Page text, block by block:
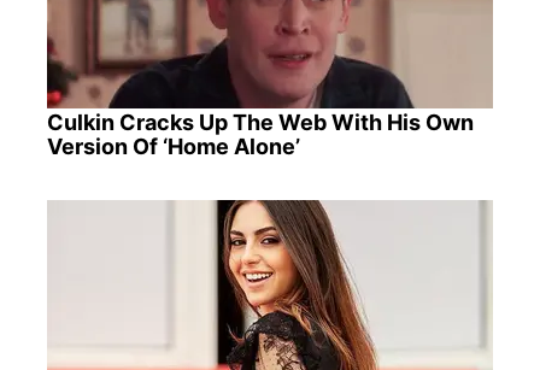
Culkin Cracks Up The Web With His Own
Version Of ‘Home Alone’